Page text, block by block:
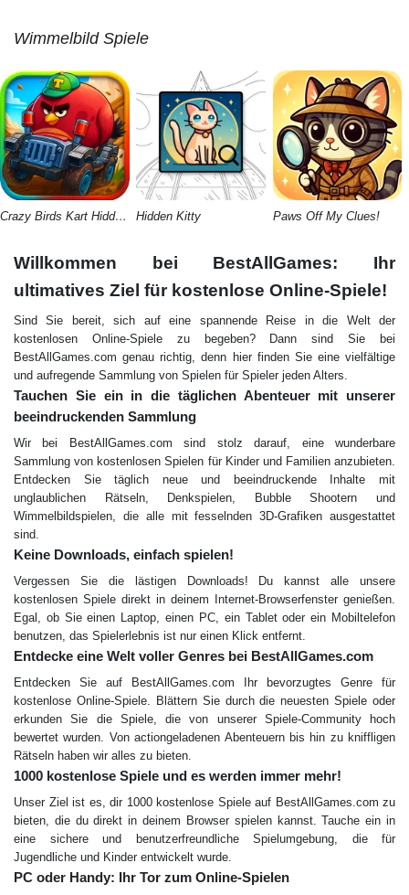
Wimmelbild Spiele
Crazy Birds Kart Hidden Stars Hidden Kitty Paws Off My Clues!
Willkommen bei BestAllGames: Ihr
ultimatives Ziel für kostenlose Online-Spiele!
Sind Sie bereit, sich auf eine spannende Reise in die Welt der
kostenlosen Online-Spiele zu begeben? Dann sind Sie bei
BestAllGames.com genau richtig, denn hier finden Sie eine vielfältige
und aufregende Sammlung von Spielen für Spieler jeden Alters.
Tauchen Sie ein in die täglichen Abenteuer mit unserer
beeindruckenden Sammlung
Wir bei BestAllGames.com sind stolz darauf, eine wunderbare
Sammlung von kostenlosen Spielen für Kinder und Familien anzubieten.
Entdecken Sie täglich neue und beeindruckende Inhalte mit
unglaublichen Rätseln, Denkspielen, Bubble Shootern und
Wimmelbildspielen, die alle mit fesselnden 3D-Grafiken ausgestattet
sind.
Keine Downloads, einfach spielen!
Vergessen Sie die lästigen Downloads! Du kannst alle unsere
kostenlosen Spiele direkt in deinem Internet-Browserfenster genießen.
Egal, ob Sie einen Laptop, einen PC, ein Tablet oder ein Mobiltelefon
benutzen, das Spielerlebnis ist nur einen Klick entfernt.
Entdecke eine Welt voller Genres bei BestAllGames.com
Entdecken Sie auf BestAllGames.com Ihr bevorzugtes Genre für
kostenlose Online-Spiele. Blättern Sie durch die neuesten Spiele oder
erkunden Sie die Spiele, die von unserer Spiele-Community hoch
bewertet wurden. Von actiongeladenen Abenteuern bis hin zu kniffligen
Rätseln haben wir alles zu bieten.
1000 kostenlose Spiele und es werden immer mehr!
Unser Ziel ist es, dir 1000 kostenlose Spiele auf BestAllGames.com zu
bieten, die du direkt in deinem Browser spielen kannst. Tauche ein in
eine sichere und benutzerfreundliche Spielumgebung, die für
Jugendliche und Kinder entwickelt wurde.
PC oder Handy: Ihr Tor zum Online-Spielen